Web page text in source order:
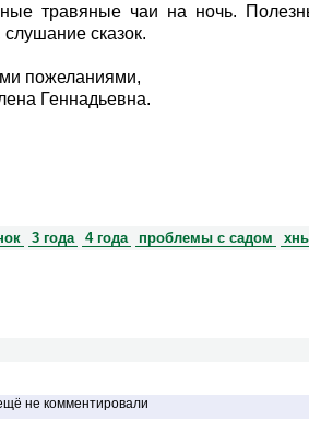
травяные чаи на ночь.
сказок.
пожеланиями,
Геннадьевна.
3 года 4 года проблемы с садом
не комментировали